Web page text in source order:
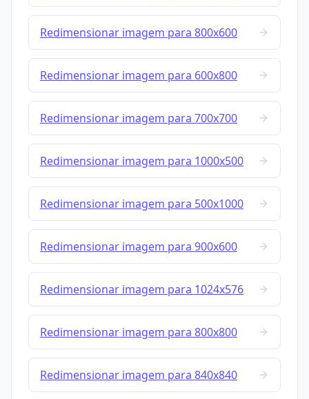
Redimensionar imagem para 800x600
Redimensionar imagem para 600x800
Redimensionar imagem para 700x700
Redimensionar imagem para 1000x500
Redimensionar imagem para 500x1000
Redimensionar imagem para 900x600
Redimensionar imagem para 1024x576
Redimensionar imagem para 800x800
Redimensionar imagem para 840x840